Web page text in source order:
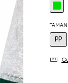
PP